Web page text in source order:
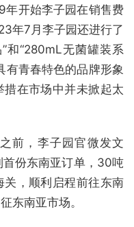
年开始李子园在销售费
年7月李子园还进行了
和“280mL无菌罐装系
有青春特色的品牌形象
在市场中并未掀起太
前，李子园官微发文
份东南亚订单，30吨
，顺利启程前往东南
东南亚市场。